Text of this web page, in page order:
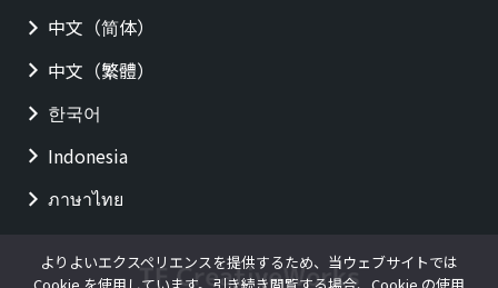
中文（简体）
中文（繁體）
한국어
Indonesia
ภาษาไทย
よりよいエクスペリエンスを提供するため、当ウェブサイトでは